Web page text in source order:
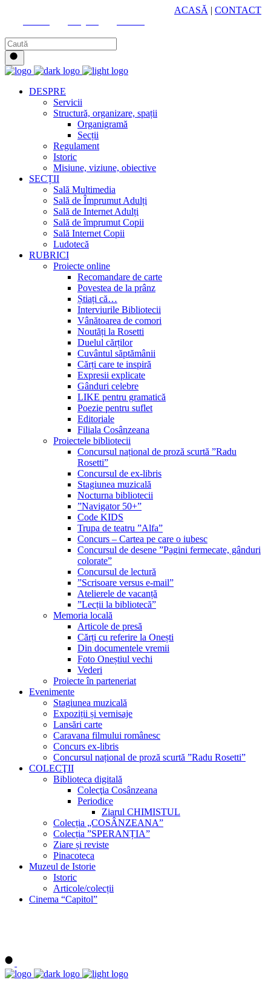
ACASĂ | CONTACT
DESPRE
Servicii
Structură, organizare, spații
Organigramă
Secții
Regulament
Istoric
Misiune, viziune, obiective
SECȚII
Sală Multimedia
Sală de Împrumut Adulți
Sală de Internet Adulți
Sală de împrumut Copii
Sală Internet Copii
Ludotecă
RUBRICI
Proiecte online
Recomandare de carte
Povestea de la prânz
Știați că…
Interviurile Bibliotecii
Vânătoarea de comori
Noutăți la Rosetti
Duelul cărților
Cuvântul săptămânii
Cărți care te inspiră
Expresii explicate
Gânduri celebre
LIKE pentru gramatică
Poezie pentru suflet
Editoriale
Filiala Cosânzeana
Proiectele bibliotecii
Concursul național de proză scurtă ”Radu
Rosetti”
Concursul de ex-libris
Stagiunea muzicală
Nocturna bibliotecii
”Navigator 50+”
Code KIDS
Trupa de teatru ”Alfa”
Concurs – Cartea pe care o iubesc
Concursul de desene ”Pagini fermecate, gânduri
colorate”
Concursul de lectură
”Scrisoare versus e-mail”
Atelierele de vacanță
”Lecții la bibliotecă”
Memoria locală
Articole de presă
Cărți cu referire la Onești
Din documentele vremii
Foto Oneștiul vechi
Vederi
Proiecte în parteneriat
Evenimente
Stagiunea muzicală
Expoziții și vernisaje
Lansări carte
Caravana filmului românesc
Concurs ex-libris
Concursul național de proză scurtă ”Radu Rosetti”
COLECŢII
Biblioteca digitală
Colecţia Cosânzeana
Periodice
Ziarul CHIMISTUL
Colecția „COSÂNZEANA”
Colecția ”SPERANȚIA”
Ziare și reviste
Pinacoteca
Muzeul de Istorie
Istoric
Articole/colecții
Cinema “Capitol”